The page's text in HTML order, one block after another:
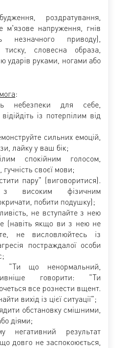
роздратування,
м'язове напруження, гнів
незначного приводу),
словесна образа,
ударів руками, ногами або
:
небезпеки для себе,
із потерпілим від
сильних емоцій,
лайку у ваш бік;
спокійним голосом,
своєї мови;
пару" (виговоритися).
з високим фізичним
побити подушку);
не вступайте з нею
(навіть якщо ви з нею не
не висловлюйтесь із
постраждалої особи
що ненормальний,
говорити: "Ти
все рознести вщент.
вихід із цієї ситуації";
обстановку смішними,
діями;
негативний результат
довго не заспокоюється,